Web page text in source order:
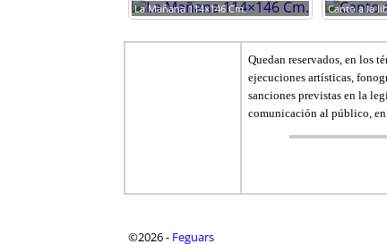
La Mañana 114×146 Cm.
Canto a la
Quedan reservados, en los
ejecuciones artísticas,
sanciones previstas en la
comunicación al público, en
©2026 - Feguars